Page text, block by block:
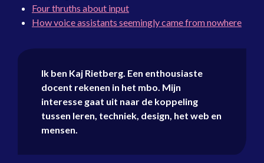
Four thruths about input
How voice assistants seemingly came from nowhere
Ik ben Kaj Rietberg. Een enthousiaste
docent rekenen in het mbo. Mijn
interesse gaat uit naar de koppeling
tussen leren, techniek, design, het web en
mensen.